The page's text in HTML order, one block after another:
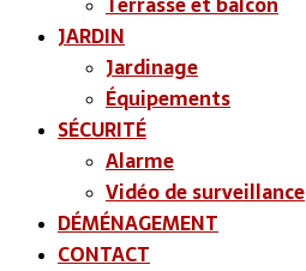
JARDIN
Jardinage
Équipements
SÉCURITÉ
Alarme
Vidéo de surveillance
DÉMÉNAGEMENT
CONTACT